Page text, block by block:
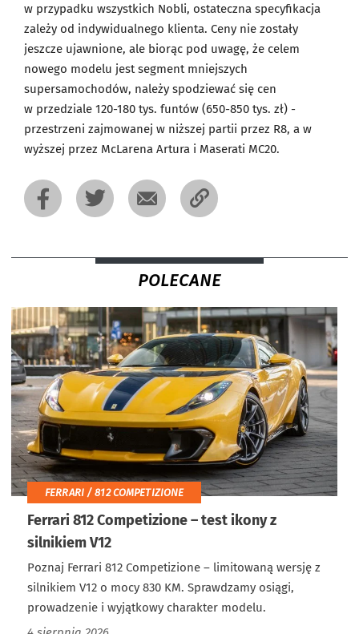
w przypadku wszystkich Nobli, ostateczna specyfikacja
zależy od indywidualnego klienta. Ceny nie zostały
jeszcze ujawnione, ale biorąc pod uwagę, że celem
nowego modelu jest segment mniejszych
supersamochodów, należy spodziewać się cen
w przedziale 120-180 tys. funtów (650-850 tys. zł) -
przestrzeni zajmowanej w niższej partii przez R8, a w
wyższej przez McLarena Artura i Maserati MC20.
POLECANE
FERRARI / 812 COMPETIZIONE
Ferrari 812 Competizione – test ikony z
silnikiem V12
Poznaj Ferrari 812 Competizione – limitowaną wersję z
silnikiem V12 o mocy 830 KM. Sprawdzamy osiągi,
prowadzenie i wyjątkowy charakter modelu.